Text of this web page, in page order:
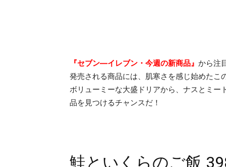
『セブン―イレブン・今週の新商品』 から注
発売される商品には、肌寒さを感じ始めた
ボリューミーな大盛ドリアから、ナスとミ
品を見つけるチャンスだ！
鮭といくらのご飯